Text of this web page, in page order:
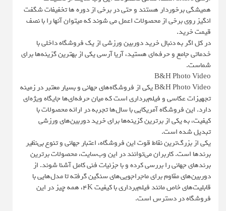
همیشگی برخوردار هستند و حتی در برخی از دوره ها تخفیفات شگفت
انگیز روی برخی از محصولات اعمل می شوند که میتوان آنها را با نصف
قیمت خرید.
در کل اگر به دنبال خرید دوربین ورزشی از یک فروشگاه داخلی با
خدماتی جامع و حرفه‌ای هستید، آریا آرسی یکی از بهترین گزینه‌ها برای
شماست.
B&H Photo Video
B&H Photo Video یکی از فروشگاه‌های جهانی و بسیار معتبر در زمینه
تجهیزات عکاسی و فیلم‌برداری است که میان حرفه‌ای‌ها جایگاه ویژه‌ای
دارد. این فروشگاه آمریکایی با سال‌ها تجربه در ارائه محصولات با
کیفیت، به یکی از برترین گزینه‌ها برای خرید دوربین‌های ورزشی
تبدیل شده است.
یکی از بزرگ‌ترین نقاط قوت این فروشگاه، اعتبار جهانی و تنوع بی‌نظیر
برندها است. کاربران می‌توانند در این وب‌سایت، محصولات برترین
برندهای جهانی را بررسی کرده و با جزئیات فنی کامل آشنا شوند. از
دوربین‌های مقاوم برای ماجراجویی‌های سنگین گرفته تا مدل‌هایی با
قابلیت‌های خاص مانند فیلم‌برداری با کیفیت 4K، همه چیز در این
فروشگاه در دسترس است.